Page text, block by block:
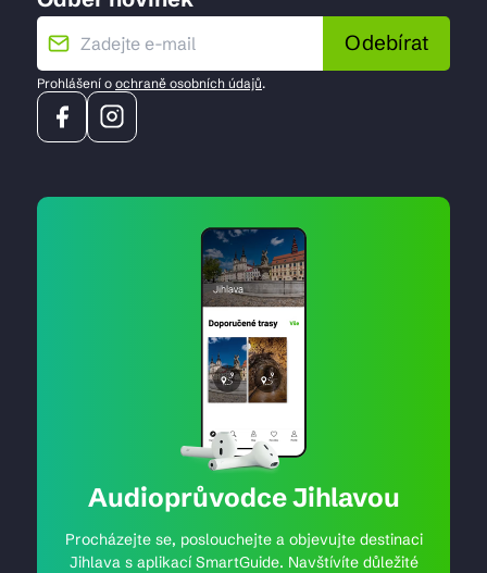
Odebírat
Prohlášení o ochraně osobních údajů.
Audioprůvodce Jihlavou
Procházejte se, poslouchejte a objevujte destinaci
Jihlava s aplikací SmartGuide. Navštívíte důležité